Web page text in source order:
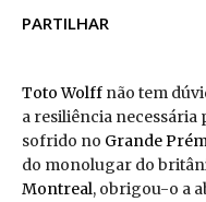
PARTILHAR
Toto Wolff não tem
a resiliência necessária
sofrido no Grande
do monolugar do
Montreal, obrigou-o a